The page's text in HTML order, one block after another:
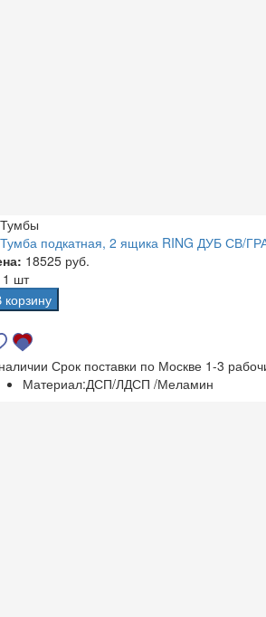
Тумбы
Тумба подкатная, 2 ящика RING ДУБ СВ/
18525 руб.
1 шт
корзину
Срок поставки по Москве 1-3
Материал:ДСП/ЛДСП /Меламин